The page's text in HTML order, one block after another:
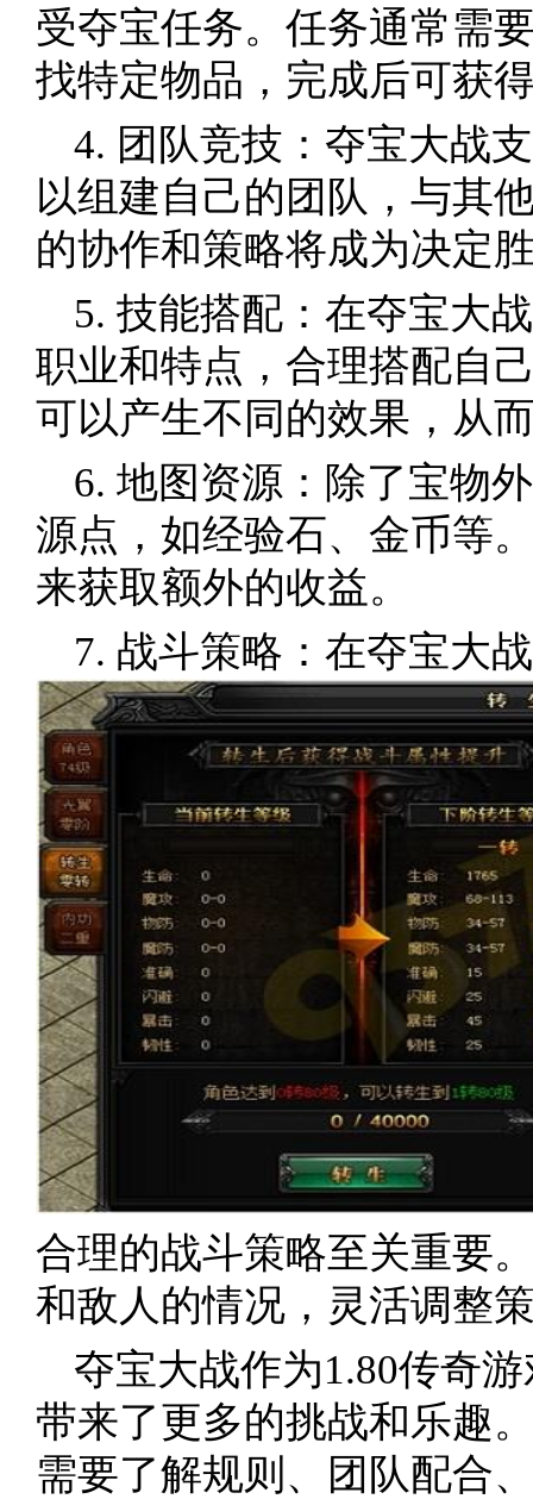
受夺宝任务。任务通常需
找特定物品，完成后可获
4. 团队竞技：夺宝大战
以组建自己的团队，与其
的协作和策略将成为决定
5. 技能搭配：在夺宝大
职业和特点，合理搭配自
可以产生不同的效果，从
6. 地图资源：除了宝物
源点，如经验石、金币等
来获取额外的收益。
7. 战斗策略：在夺宝大
合理的战斗策略至关重要
和敌人的情况，灵活调整
夺宝大战作为1.80传奇
带来了更多的挑战和乐趣
需要了解规则、团队配合